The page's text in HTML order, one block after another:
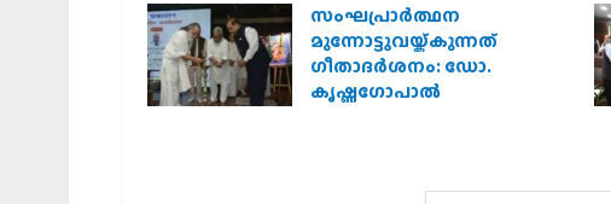
സംഘപ്രാര്‍ത്ഥന
മുന്നോട്ടുവയ്ക്കുന്നത്
ഗീതാദര്‍ശനം: ഡോ.
കൃഷ്ണഗോപാല്‍